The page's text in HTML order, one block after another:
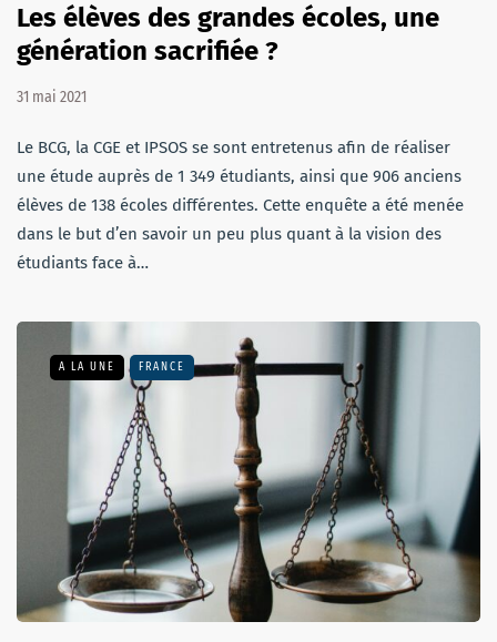
Les élèves des grandes écoles, une
génération sacrifiée ?
31 mai 2021
Le BCG, la CGE et IPSOS se sont entretenus afin de réaliser
une étude auprès de 1 349 étudiants, ainsi que 906 anciens
élèves de 138 écoles différentes. Cette enquête a été menée
dans le but d’en savoir un peu plus quant à la vision des
étudiants face à…
A LA UNE FRANCE